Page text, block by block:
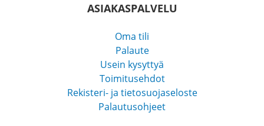
ASIAKASPALVELU
Oma tili
Palaute
Usein kysyttyä
Toimitusehdot
Rekisteri- ja tietosuojaseloste
Palautusohjeet